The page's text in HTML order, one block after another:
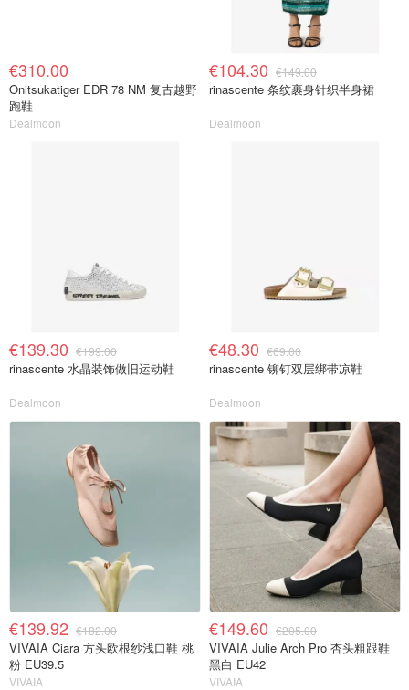
€310.00
Onitsukatiger EDR 78 NM 复古越野
跑鞋
Dealmoon
€104.30 €149.00
rinascente 条纹裹身针织半身裙
Dealmoon
€139.30 €199.00
rinascente 水晶装饰做旧运动鞋
Dealmoon
€48.30 €69.00
rinascente 铆钉双层绑带凉鞋
Dealmoon
€139.92 €182.00
VIVAIA Ciara 方头欧根纱浅口鞋 桃
粉 EU39.5
VIVAIA
€149.60 €205.00
VIVAIA Julie Arch Pro 杏头粗跟鞋
黑白 EU42
VIVAIA